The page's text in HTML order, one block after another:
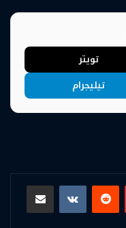
تويتر
تيليجرام
بينتيريست
مشاركة عبر البريد